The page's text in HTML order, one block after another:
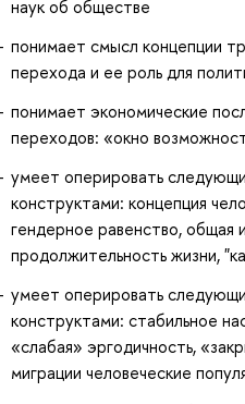
наук об обществе
понимает смысл концепции
перехода и ее роль для
понимает экономические
переходов: «окно
умеет оперировать
конструктами: концепция
гендерное равенство, общая
продолжительность жизни,
умеет оперировать
конструктами: стабильное
«слабая» эргодичность,
миграции человеческие